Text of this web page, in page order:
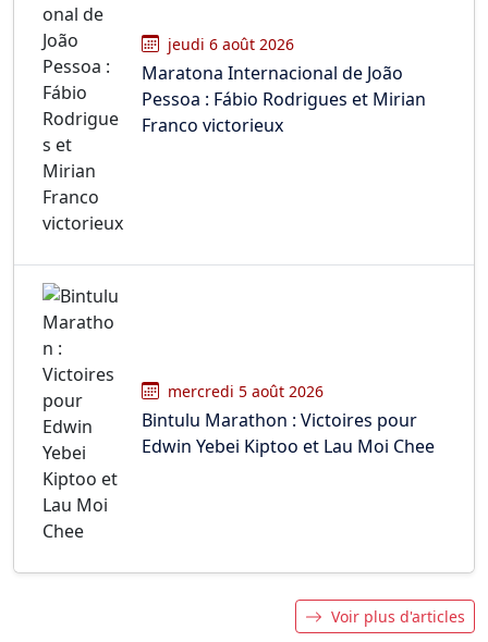
Départ/Arrivée à Givry et 17 ravitaillements
festifs
Quoi qu’il en soit, j’y serai
mardi 9 septembre 2025, 11:11
jeudi 6 août 2026
Maratona Internacional de João
Pessoa : Fábio Rodrigues et Mirian
Franco victorieux
mercredi 5 août 2026
Bintulu Marathon : Victoires pour
Edwin Yebei Kiptoo et Lau Moi Chee
Voir plus d'articles